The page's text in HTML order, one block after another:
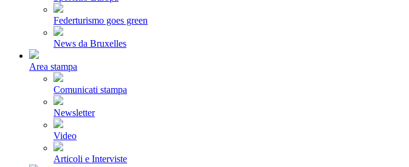
Federturismo goes green
News da Bruxelles
Area stampa
Comunicati stampa
Newsletter
Video
Articoli e Interviste